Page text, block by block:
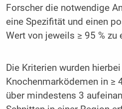
Forscher die notwendige
eine Spezifität und einen
Wert von jeweils ≥ 95 % zu
Die Kriterien wurden
Knochenmarködemen in ≥
über mindestens 3